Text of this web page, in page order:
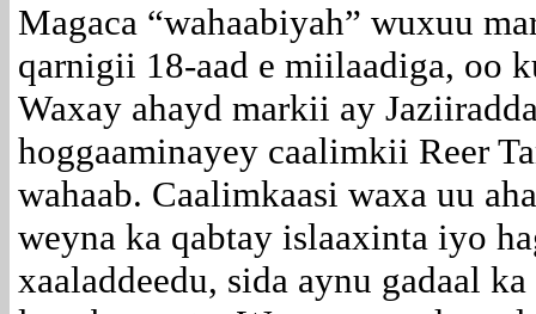
Magaca “wahaabiyah” wuxuu
qarnigii 18-aad e miilaadiga, oo
Waxay ahayd markii ay
hoggaaminayey caalimkii Reer
wahaab. Caalimkaasi waxa uu
weyna ka qabtay islaaxinta iyo
xaaladdeedu, sida aynu gadaal